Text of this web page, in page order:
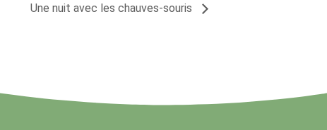
Une nuit avec les chauves-souris